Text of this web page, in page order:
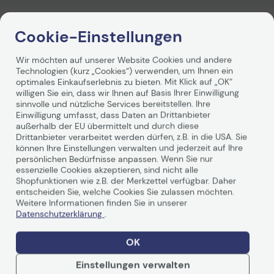
gemäß der EU-
Datenverordnung
Produktbeschreibung
Technische Daten
PDF-Datenblatt
Allgemein
Hersteller
Epson
Herst. Art. Nr.
C13T34634010
Cookie-Einstellungen
Wir möchten auf unserer Website Cookies und andere
Technologien (kurz „Cookies“) verwenden, um Ihnen ein
optimales Einkaufserlebnis zu bieten. Mit Klick auf „OK“
willigen Sie ein, dass wir Ihnen auf Basis Ihrer Einwilligung
sinnvolle und nützliche Services bereitstellen. Ihre
Einwilligung umfasst, dass Daten an Drittanbieter
außerhalb der EU übermittelt und durch diese
Drittanbieter verarbeitet werden dürfen, z.B. in die USA. Sie
können Ihre Einstellungen verwalten und jederzeit auf Ihre
persönlichen Bedürfnisse anpassen. Wenn Sie nur
essenzielle Cookies akzeptieren, sind nicht alle
Shopfunktionen wie z.B. der Merkzettel verfügbar. Daher
entscheiden Sie, welche Cookies Sie zulassen möchten.
Weitere Informationen finden Sie in unserer
Datenschutzerklärung .
OK
Einstellungen verwalten